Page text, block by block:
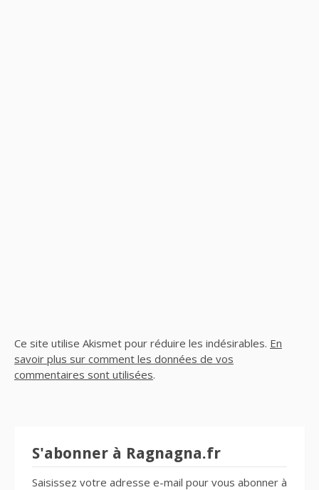
Ce site utilise Akismet pour réduire les indésirables. En
savoir plus sur comment les données de vos
commentaires sont utilisées.
S'abonner à Ragnagna.fr
Saisissez votre adresse e-mail pour vous abonner à